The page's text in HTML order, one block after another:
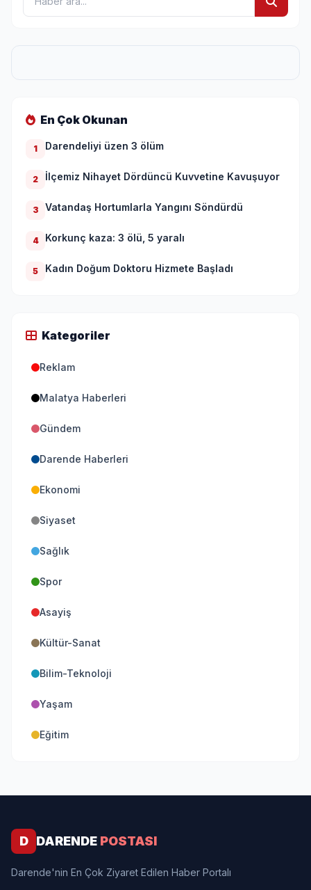
En Çok Okunan
1 Darendeliyi üzen 3 ölüm
2 İlçemiz Nihayet Dördüncü Kuvvetine Kavuşuyor
3 Vatandaş Hortumlarla Yangını Söndürdü
4 Korkunç kaza: 3 ölü, 5 yaralı
5 Kadın Doğum Doktoru Hizmete Başladı
Kategoriler
Reklam
Malatya Haberleri
Gündem
Darende Haberleri
Ekonomi
Siyaset
Sağlık
Spor
Asayiş
Kültür-Sanat
Bilim-Teknoloji
Yaşam
Eğitim
D DARENDE POSTASI
Darende'nin En Çok Ziyaret Edilen Haber Portalı